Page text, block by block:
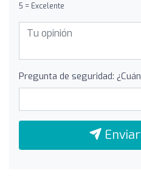
5 = Excelente
Pregunta de seguridad: